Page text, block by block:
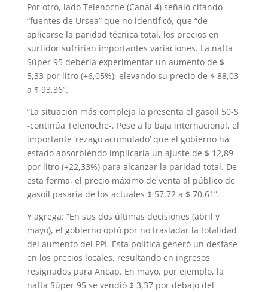
Por otro, lado Telenoche (Canal 4) señaló citando
“fuentes de Ursea” que no identificó, que “de
aplicarse la paridad técnica total, los precios en
surtidor sufrirían importantes variaciones. La nafta
Súper 95 debería experimentar un aumento de $
5,33 por litro (+6,05%), elevando su precio de $ 88,03
a $ 93,36”.
“La situación más compleja la presenta el gasoil 50-S
-continúa Telenoche-. Pese a la baja internacional, el
importante ‘rezago acumulado’ que el gobierno ha
estado absorbiendo implicaría un ajuste de $ 12,89
por litro (+22,33%) para alcanzar la paridad total. De
esta forma, el precio máximo de venta al público de
gasoil pasaría de los actuales $ 57,72 a $ 70,61”.
Y agrega: “En sus dos últimas decisiones (abril y
mayo), el gobierno optó por no trasladar la totalidad
del aumento del PPI. Esta política generó un desfase
en los precios locales, resultando en ingresos
resignados para Ancap. En mayo, por ejemplo, la
nafta Súper 95 se vendió $ 3,37 por debajo del